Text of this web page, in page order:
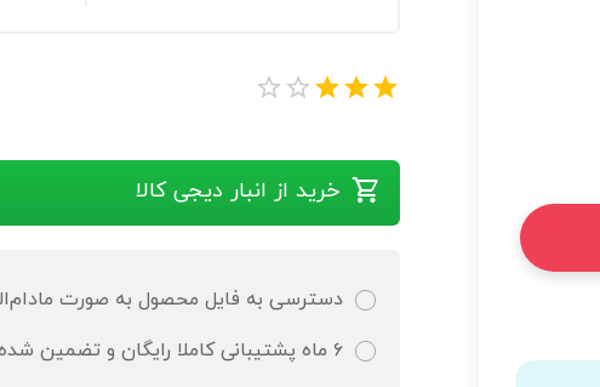
خرید از انبار دیجی کالا
دسترسی به فایل محصول به صورت
۶ ماه پشتیبانی کاملا رایگان و تضمین شده